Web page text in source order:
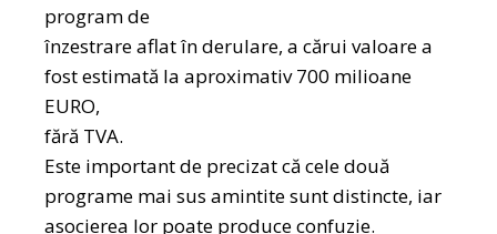
program de
înzestrare aflat în derulare, a cărui valoare a
fost estimată la aproximativ 700 milioane
EURO,
fără TVA.
Este important de precizat că cele două
programe mai sus amintite sunt distincte, iar
asocierea lor poate produce confuzie.